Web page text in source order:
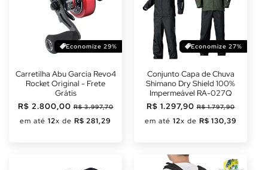
Economize 29%
Carretilha Abu Garcia Revo4
Rocket Original - Frete
Grátis
Preço
normal
R$ 2.800,00 Preço
promocional
R$ 3.997,70
em até 12x de R$ 281,29
Economize 27%
Conjunto Capa de Chuva
Shimano Dry Shield 100%
Impermeável RA-027Q
Preço
normal
R$ 1.297,90 Preço
promocional
R$ 1.797,90
em até 12x de R$ 130,39